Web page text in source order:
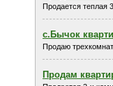
Продается теплая
с.Бычок
Продаю
Продам